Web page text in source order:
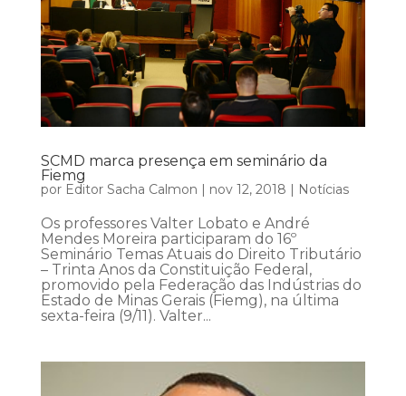
SCMD marca presença em seminário da
Fiemg
por Editor Sacha Calmon | nov 12, 2018 | Notícias
Os professores Valter Lobato e André
Mendes Moreira participaram do 16º
Seminário Temas Atuais do Direito Tributário
– Trinta Anos da Constituição Federal,
promovido pela Federação das Indústrias do
Estado de Minas Gerais (Fiemg), na última
sexta-feira (9/11). Valter...